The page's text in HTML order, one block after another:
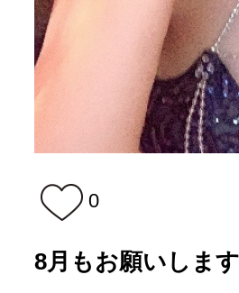
0
8月もお願いしま